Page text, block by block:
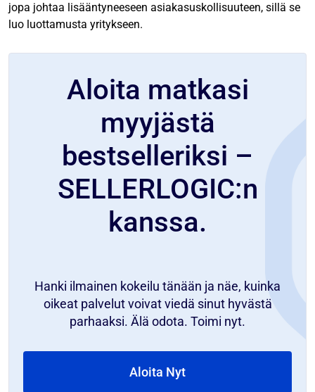
jopa johtaa lisääntyneeseen asiakasuskollisuuteen, sillä se
luo luottamusta yritykseen.
Aloita matkasi
myyjästä
bestselleriksi –
SELLERLOGIC:n
kanssa.
Hanki ilmainen kokeilu tänään ja näe, kuinka
oikeat palvelut voivat viedä sinut hyvästä
parhaaksi. Älä odota. Toimi nyt.
Aloita Nyt